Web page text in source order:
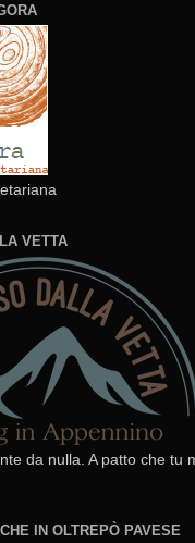
VETTA
da nulla. A patto che tu
IN OLTREPÒ PAVESE